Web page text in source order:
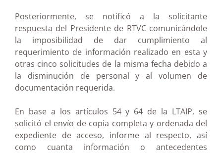
Posteriormente, se notificó a la solicitante
respuesta del Presidente de RTVC comunicándole
la imposibilidad de dar cumplimiento al
requerimiento de información realizado en esta y
otras cinco solicitudes de la misma fecha debido a
la disminución de personal y al volumen de
documentación requerida.
En base a los artículos 54 y 64 de la LTAIP, se
solicitó el envío de copia completa y ordenada del
expediente de acceso, informe al respecto, así
como cuanta información o antecedentes